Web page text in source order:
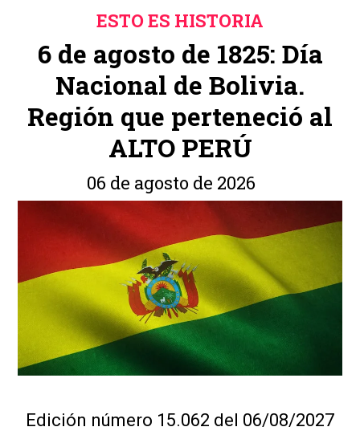
6 de agosto de 1825: Día
Nacional de Bolivia.
Región que perteneció al
ALTO PERÚ
ESTO ES HISTORIA
06 de agosto de 2026
Edición número 15.062 del 06/08/2027